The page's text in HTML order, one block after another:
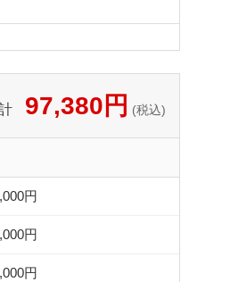
97,380円 (税込)
円
円
円